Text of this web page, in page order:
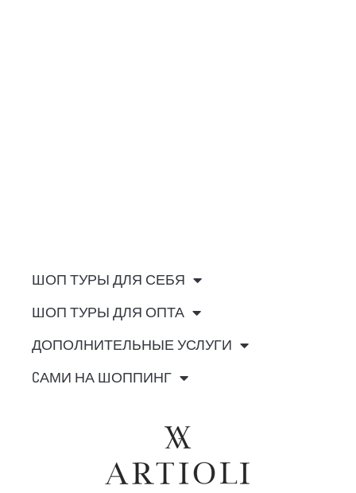
ШОП ТУРЫ ДЛЯ СЕБЯ
ШОП ТУРЫ ДЛЯ ОПТА
ДОПОЛНИТЕЛЬНЫЕ УСЛУГИ
CАМИ НА ШОППИНГ